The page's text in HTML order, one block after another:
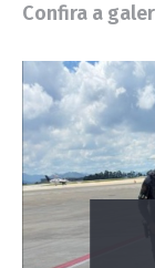
Confira a